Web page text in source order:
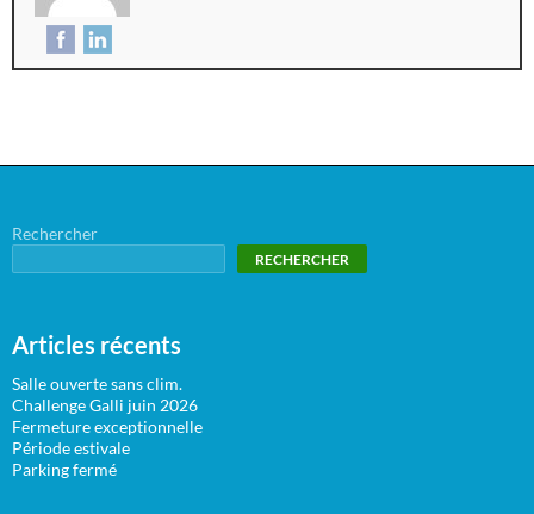
Rechercher
RECHERCHER
Articles récents
Salle ouverte sans clim.
Challenge Galli juin 2026
Fermeture exceptionnelle
Période estivale
Parking fermé